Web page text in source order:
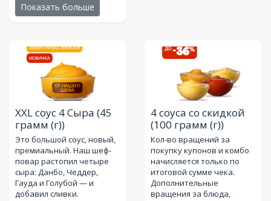
Показать больше
XXL соус 4 Сыра (45
грамм (г))
Это большой соус, новый,
премиальный. Наш шеф-
повар растопил четыре
сыра: Данбо, Чеддер,
Гауда и Голубой — и
добавил сливки.
4 соуса со скидкой
(100 грамм (г))
Кол-во вращений за
покупку купонов и комбо
начисляется только по
итоговой сумме чека.
Дополнительные
вращения за блюда,